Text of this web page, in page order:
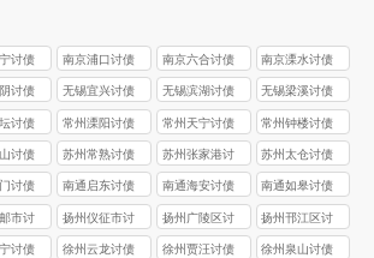
讨债
南京浦口讨债
公司
南京六合讨债
公司
南京溧水讨债
公司
讨债
无锡宜兴讨债
公司
无锡滨湖讨债
公司
无锡梁溪讨债
公司
讨债
常州溧阳讨债
公司
常州天宁讨债
公司
常州钟楼讨债
公司
讨债
苏州常熟讨债
公司
苏州张家港讨
债公司
苏州太仓讨债
公司
讨债
南通启东讨债
公司
南通海安讨债
公司
南通如皋讨债
公司
市讨
扬州仪征市讨
债公司
扬州广陵区讨
债公司
扬州邗江区讨
债公司
讨债
徐州云龙讨债
徐州贾汪讨债
徐州泉山讨债